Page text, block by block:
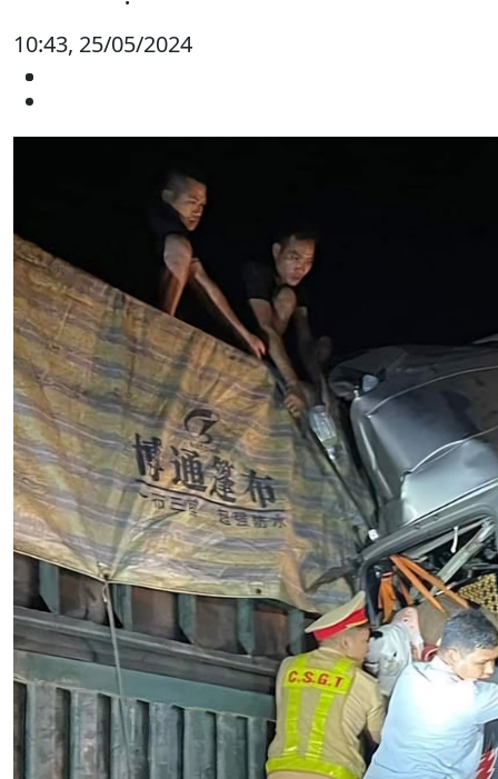
10:43, 25/05/2024